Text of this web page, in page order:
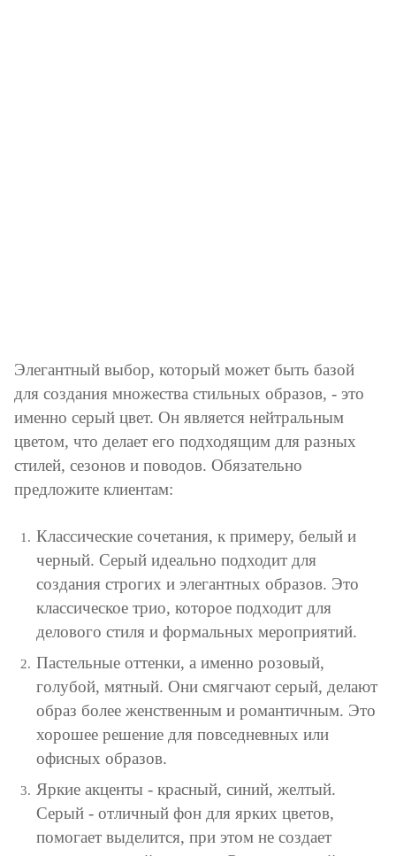
Элегантный выбор, который может быть базой
для создания множества стильных образов, - это
именно серый цвет. Он является нейтральным
цветом, что делает его подходящим для разных
стилей, сезонов и поводов. Обязательно
предложите клиентам:
Классические сочетания, к примеру, белый и
черный. Серый идеально подходит для
создания строгих и элегантных образов. Это
классическое трио, которое подходит для
делового стиля и формальных мероприятий.
Пастельные оттенки, а именно розовый,
голубой, мятный. Они смягчают серый, делают
образ более женственным и романтичным. Это
хорошее решение для повседневных или
офисных образов.
Яркие акценты - красный, синий, желтый.
Серый - отличный фон для ярких цветов,
помогает выделится, при этом не создает